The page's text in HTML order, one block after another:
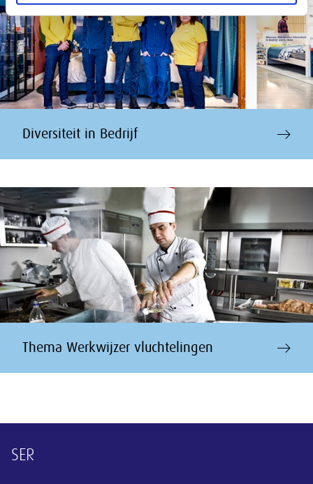
Diversiteit in Bedrijf
Thema Werkwijzer vluchtelingen
Overige informatie
SER